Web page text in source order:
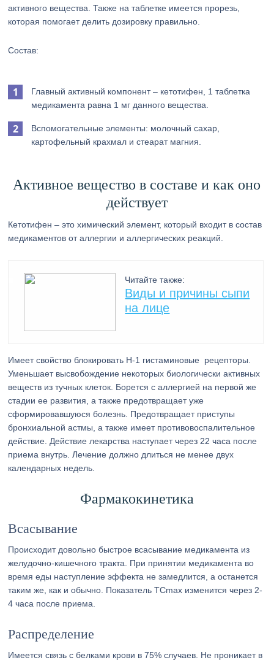
активного вещества. Также на таблетке имеется прорезь,
которая помогает делить дозировку правильно.
Состав:
Главный активный компонент – кетотифен, 1 таблетка
медикамента равна 1 мг данного вещества.
Вспомогательные элементы: молочный сахар,
картофельный крахмал и стеарат магния.
Активное вещество в составе и как оно
действует
Кетотифен – это химический элемент, который входит в состав
медикаментов от аллергии и аллергических реакций.
Читайте также:
Виды и причины сыпи
на лице
Имеет свойство блокировать Н-1 гистаминовые рецепторы.
Уменьшает высвобождение некоторых биологически активных
веществ из тучных клеток. Борется с аллергией на первой же
стадии ее развития, а также предотвращает уже
сформировавшуюся болезнь. Предотвращает приступы
бронхиальной астмы, а также имеет противовоспалительное
действие. Действие лекарства наступает через 22 часа после
приема внутрь. Лечение должно длиться не менее двух
календарных недель.
Фармакокинетика
Всасывание
Происходит довольно быстрое всасывание медикамента из
желудочно-кишечного тракта. При принятии медикамента во
время еды наступление эффекта не замедлится, а останется
таким же, как и обычно. Показатель TCmax изменится через 2-
4 часа после приема.
Распределение
Имеется связь с белками крови в 75% случаев. Не проникает в